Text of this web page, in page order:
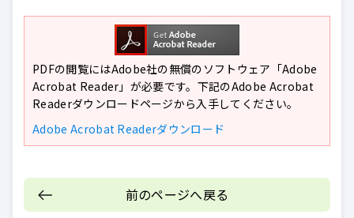
PDFの閲覧にはAdobe社の無償のソフトウェア「Adobe
Acrobat Reader」が必要です。下記のAdobe Acrobat
Readerダウンロードページから入手してください。
Adobe Acrobat Readerダウンロード
前のページへ戻る